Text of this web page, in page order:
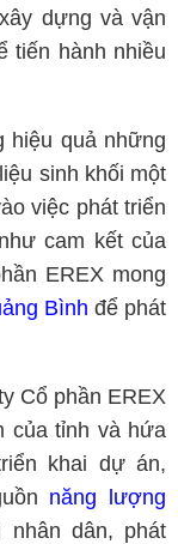
dựng và vận
tiến hành nhiều
hiệu quả những
sinh khối một
việc phát triển
cam kết của
EREX mong
Bình để phát
Cổ phần EREX
của tỉnh và hứa
khai dự án,
năng lượng
nhân dân, phát